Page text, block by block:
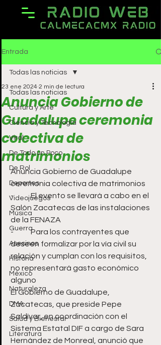
Entrada
Todas las noticias
Cultura y Arte
Ciencia y Tecnología
Viral
De Todo un Poco
De Rol
Deportes
Videojuegos
Música
Guerra
Asesinos
Historia
México
Naturaleza
DMA
Salud y Bienestar
Literatura
Todas las noticias
Anuncia Gobierno de
Guadalupe ceremonia
colectiva de
matrimonios
23 ene 2024 2 min de lectura
Anuncia Gobierno de Guadalupe
ceremonia colectiva de matrimonios
-	El evento se llevará a cabo en el
Salón Zacatecas de las instalaciones
de la FENAZA
-	Para los contrayentes que
deseen formalizar por la vía civil su
relación y cumplan con los requisitos,
no representará gasto económico
alguno
El Gobierno de Guadalupe,
Zacatecas, que preside Pepe
Saldívar, en coordinación con el
Sistema Estatal DIF a cargo de Sara
Hernández de Monreal, anunció que